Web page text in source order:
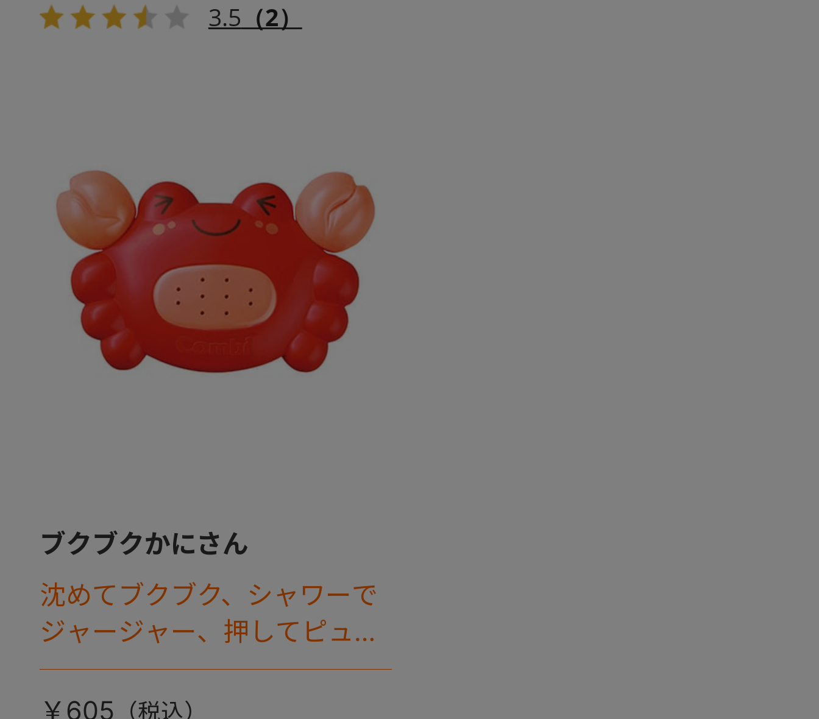
3.5 （2）
ブクブクかにさん
沈めてブクブク、シャワーで
ジャージャー、押してピュッ
ピュ♪色々な水遊びができる
バストイです。
￥605